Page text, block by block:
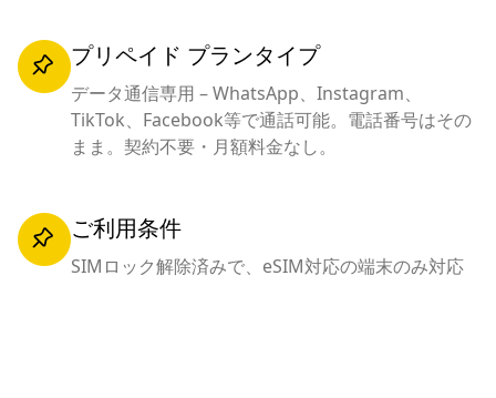
プリペイド プランタイプ
データ通信専用 – WhatsApp、Instagram、
TikTok、Facebook等で通話可能。電話番号はその
まま。契約不要・月額料金なし。
ご利用条件
SIMロック解除済みで、eSIM対応の端末のみ対応